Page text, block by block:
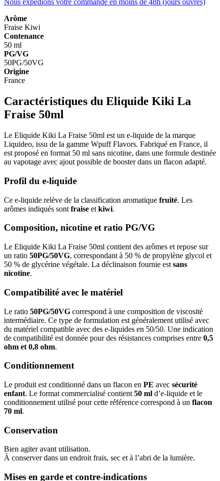
Nous expédions votre commande en moins de 48h (jours ouvrés)
Arôme
Fraise Kiwi
Contenance
50 ml
PG/VG
50PG/50VG
Origine
France
Caractéristiques du Eliquide Kiki La
Fraise 50ml
Le Eliquide Kiki La Fraise 50ml est un e-liquide de la marque
Liquideo, issu de la gamme Wpuff Flavors. Fabriqué en France, il
est proposé en format 50 ml sans nicotine, dans une formule destinée
au vapotage avec ajout possible de booster dans un flacon adapté.
Profil du e-liquide
Ce e-liquide relève de la classification aromatique fruité. Les
arômes indiqués sont fraise et kiwi.
Composition, nicotine et ratio PG/VG
Le Eliquide Kiki La Fraise 50ml contient des arômes et repose sur
un ratio 50PG/50VG, correspondant à 50 % de propylène glycol et
50 % de glycérine végétale. La déclinaison fournie est sans
nicotine.
Compatibilité avec le matériel
Le ratio 50PG/50VG correspond à une composition de viscosité
intermédiaire. Ce type de formulation est généralement utilisé avec
du matériel compatible avec des e-liquides en 50/50. Une indication
de compatibilité est donnée pour des résistances comprises entre 0,5
ohm et 0,8 ohm.
Conditionnement
Le produit est conditionné dans un flacon en PE avec sécurité
enfant. Le format commercialisé contient 50 ml d’e-liquide et le
conditionnement utilisé pour cette référence correspond à un flacon
70 ml.
Conservation
Bien agiter avant utilisation.
À conserver dans un endroit frais, sec et à l’abri de la lumière.
Mises en garde et contre-indications